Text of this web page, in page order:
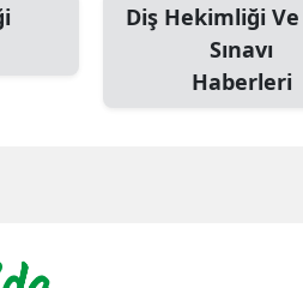
Diş Hekimliği
Sınavı
Haberleri